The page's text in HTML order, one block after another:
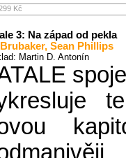
Kč
3: Na západ od pekla
, Sean Phillips
Martin D. Antonín